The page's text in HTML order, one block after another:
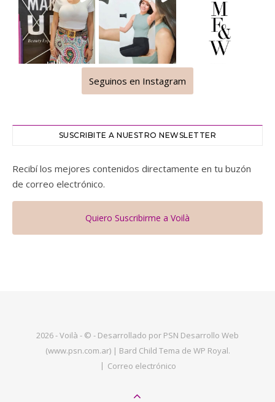
Seguinos en Instagram
SUSCRIBITE A NUESTRO NEWSLETTER
Recibí los mejores contenidos directamente en tu buzón
de correo electrónico.
Quiero Suscribirme a Voilà
2026 - Voilà - © - Desarrollado por PSN Desarrollo Web
(www.psn.com.ar) | Bard Child Tema de WP Royal.
Correo electrónico